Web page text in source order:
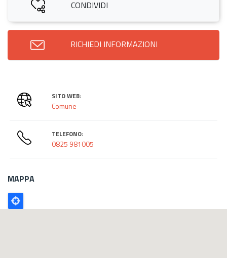
CONDIVIDI
RICHIEDI INFORMAZIONI
SITO WEB:
Comune
TELEFONO:
0825 981005
MAPPA
Poligono
GEO